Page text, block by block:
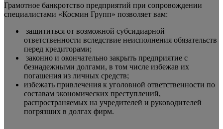
Грамотное банкротство предприятий при сопровождении
специалистами «Космин Групп» позволяет вам:
защититься от возможной субсидиарной
ответственности вследствие неисполнения обязательств
перед кредиторами;
законно и окончательно закрыть предприятие с
безнадежными долгами, в том числе избежав их
погашения из личных средств;
избежать привлечения к уголовной ответственности по
составам экономических преступлений,
распространяемых на учредителей и руководителей
погрязших в долгах фирм.